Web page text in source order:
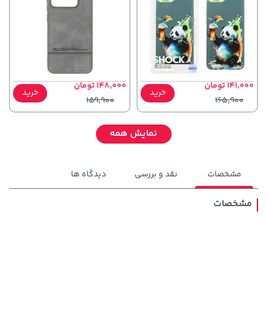
141,000 تومان
165,900
خرید
148,000 تومان
159,900
خرید
نمایش همه
مشخصات نقد و بررسی دیدگاه ها
مشخصات